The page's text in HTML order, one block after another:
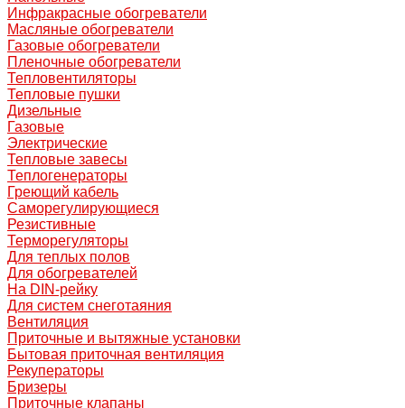
Инфракрасные обогреватели
Масляные обогреватели
Газовые обогреватели
Пленочные обогреватели
Тепловентиляторы
Тепловые пушки
Дизельные
Газовые
Электрические
Тепловые завесы
Теплогенераторы
Греющий кабель
Саморегулирующиеся
Резистивные
Терморегуляторы
Для теплых полов
Для обогревателей
На DIN-рейку
Для систем снеготаяния
Вентиляция
Приточные и вытяжные установки
Бытовая приточная вентиляция
Рекуператоры
Бризеры
Приточные клапаны